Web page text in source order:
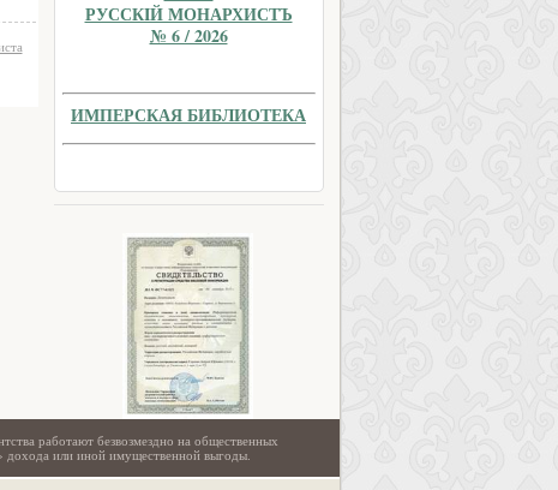
РУССКIЙ МОНАРХИСТЪ
№ 6 / 2026
ИМПЕРСКАЯ БИБЛИОТЕКА
работают безвозмездно на общественных
дохода или иной имущественной выгоды.